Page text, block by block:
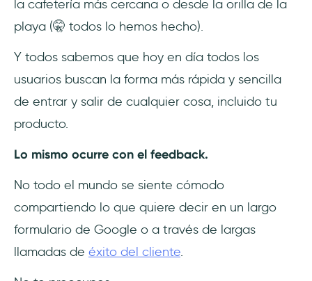
la cafetería más cercana o desde la orilla de la
playa (🤫 todos lo hemos hecho).
Y todos sabemos que hoy en día todos los
usuarios buscan la forma más rápida y sencilla
de entrar y salir de cualquier cosa, incluido tu
producto.
Lo mismo ocurre con el feedback.
No todo el mundo se siente cómodo
compartiendo lo que quiere decir en un largo
formulario de Google o a través de largas
llamadas de éxito del cliente.